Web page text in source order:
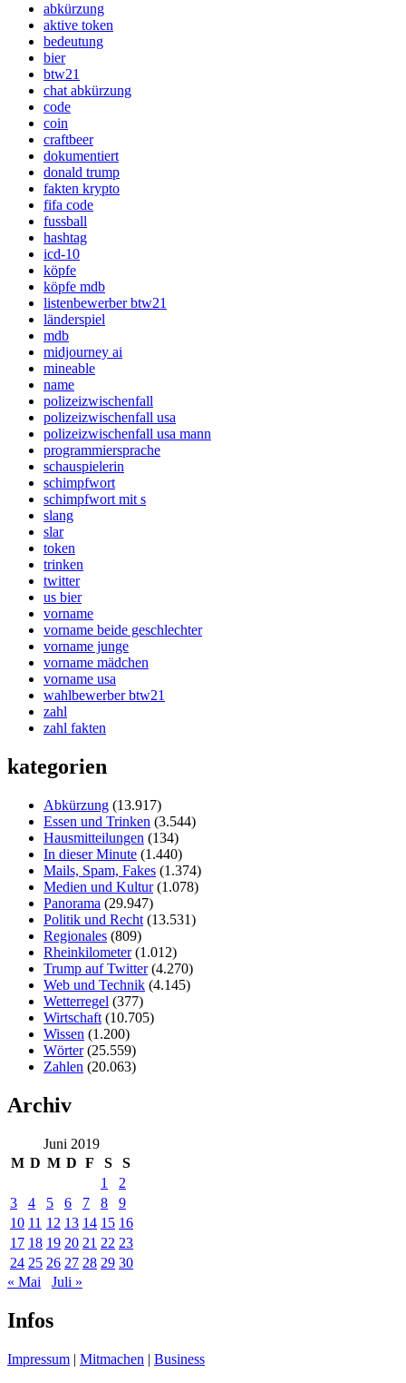
abkürzung
aktive token
bedeutung
bier
btw21
chat abkürzung
code
coin
craftbeer
dokumentiert
donald trump
fakten krypto
fifa code
fussball
hashtag
icd-10
köpfe
köpfe mdb
listenbewerber btw21
länderspiel
mdb
midjourney ai
mineable
name
polizeizwischenfall
polizeizwischenfall usa
polizeizwischenfall usa mann
programmiersprache
schauspielerin
schimpfwort
schimpfwort mit s
slang
slar
token
trinken
twitter
us bier
vorname
vorname beide geschlechter
vorname junge
vorname mädchen
vorname usa
wahlbewerber btw21
zahl
zahl fakten
kategorien
Abkürzung (13.917)
Essen und Trinken (3.544)
Hausmitteilungen (134)
In dieser Minute (1.440)
Mails, Spam, Fakes (1.374)
Medien und Kultur(1.078)
Panorama (29.947)
Politik und Recht (13.531)
Regionales (809)
Rheinkilometer(1.012)
Trump auf Twitter(4.270)
Web und Technik (4.145)
Wetterregel (377)
Wirtschaft (10.705)
Wissen (1.200)
Wörter(25.559)
Zahlen (20.063)
Archiv
Juni 2019
M D M D F S
S
1
2
3
4 5 6 7 8
9
10 11 12 13 14 15 16
17 18 19 20 21 22 23
24 25 26 27 28 29 30
« Mai
Juli »
Infos
Impressum | Mitmachen | Business